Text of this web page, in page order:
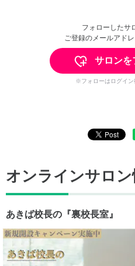
フォローしたサ
ご登録のメールアド
サロンを
※フォローはログイン
オンラインサロン
あきば校長の『裏校長室』